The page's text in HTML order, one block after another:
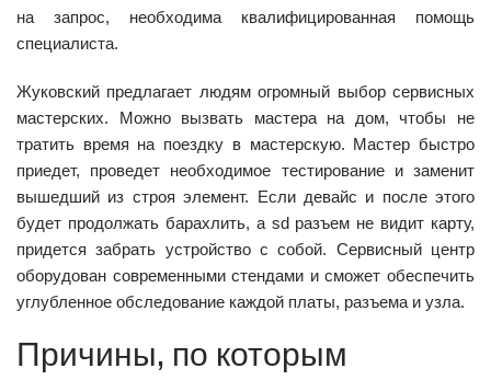
на запрос, необходима квалифицированная помощь
специалиста.
Жуковский предлагает людям огромный выбор сервисных
мастерских. Можно вызвать мастера на дом, чтобы не
тратить время на поездку в мастерскую. Мастер быстро
приедет, проведет необходимое тестирование и заменит
вышедший из строя элемент. Если девайс и после этого
будет продолжать барахлить, а sd разъем не видит карту,
придется забрать устройство с собой. Сервисный центр
оборудован современными стендами и сможет обеспечить
углубленное обследование каждой платы, разъема и узла.
Причины, по которым